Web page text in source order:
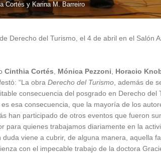
Cortés y Karina M. Barreiro
Derecho del Turismo, el 4 de abril en el Salón
Cinthia Cortés Mónica Pezzoni Horacio
“La obra Derecho del Turismo , además de
consecuencia del posgrado en Derecho del
esa consecuencia, que la mayoría de los
han participado de otros eventos que fueron
para quienes trabajamos diariamente en la
viene a cubrir, de alguna manera, aquella
con el impecable trabajo de la doctora